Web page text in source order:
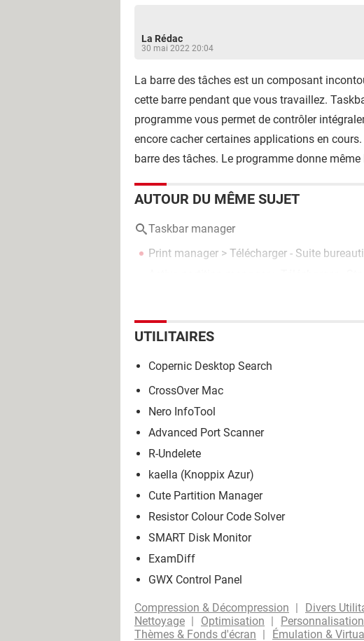
La Rédac
30 mai 2022 20:04
La barre des tâches est un composant
cette barre pendant que vous travaillez.
programme vous permet de contrôler
encore cacher certaines applications en
barre des tâches. Le programme donne
AUTOUR DU MÊME SUJET
Taskbar manager
Print manager > Télécharger - Suite
UTILITAIRES
Copernic Desktop Search
CrossOver Mac
Nero InfoTool
Advanced Port Scanner
R-Undelete
kaella (Knoppix Azur)
Cute Partition Manager
Resistor Colour Code Solver
SMART Disk Monitor
ExamDiff
GWX Control Panel
Compression & Décompression Divers
Nettoyage
Optimisation Personnalisation
Thèmes & Fonds d'écran
Émulation &